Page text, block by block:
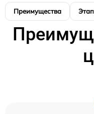
Преимущества